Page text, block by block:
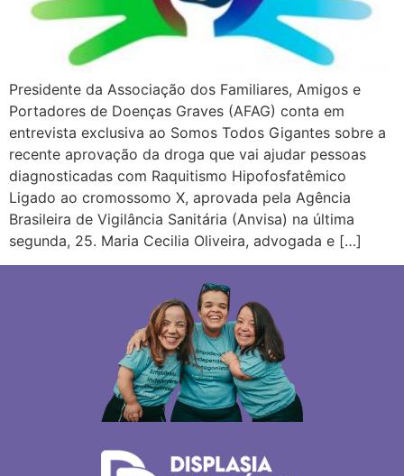
Presidente da Associação dos Familiares, Amigos e
Portadores de Doenças Graves (AFAG) conta em
entrevista exclusiva ao Somos Todos Gigantes sobre a
recente aprovação da droga que vai ajudar pessoas
diagnosticadas com Raquitismo Hipofosfatêmico
Ligado ao cromossomo X, aprovada pela Agência
Brasileira de Vigilância Sanitária (Anvisa) na última
segunda, 25. Maria Cecilia Oliveira, advogada e […]